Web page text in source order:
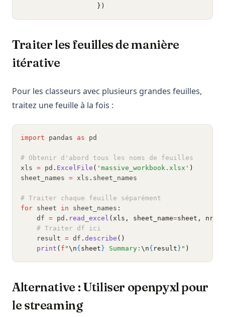
                   })
Traiter les feuilles de manière
itérative
Pour les classeurs avec plusieurs grandes feuilles,
traitez une feuille à la fois :
import pandas as pd
# Obtenir d'abord tous les noms de feuilles
xls = pd . ExcelFile ( 'massive_workbook.xlsx' )
sheet_names = xls . sheet_names
# Traiter chaque feuille séparément
for sheet in sheet_names :
    df
= pd . read_excel (xls, sheet_name=sheet, nrows
# Traiter df ici
    result
= df . describe ()
print ( f "\n{ sheet } Summary: \n{ result } " )
Alternative : Utiliser openpyxl pour
le streaming